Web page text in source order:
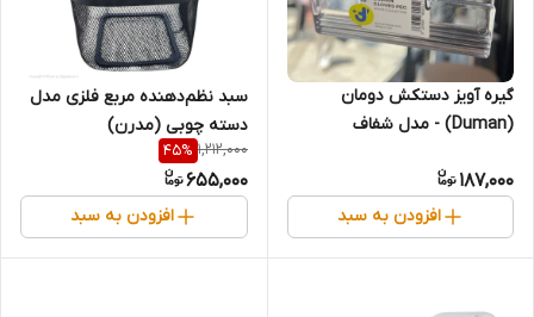
گیره آویز دستکش دومان
(Duman) - مدل شفاف
187,000
افزودن به سبد
سبد نظم‌دهنده مربع فلزی مدل
دسته چوبی (مدرن)
1,212,000
45%
655,000
افزودن به سبد